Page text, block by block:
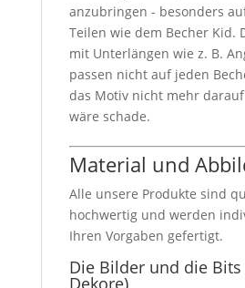
anzubringen - besonders
Teilen wie dem Becher Kid.
mit Unterlängen wie z. B.
passen nicht auf jeden
das Motiv nicht mehr
wäre schade.
Material und
Alle unsere Produkte sind
hochwertig und werden
Ihren Vorgaben gefertigt.
Die Bilder und die Bits
Dekore)